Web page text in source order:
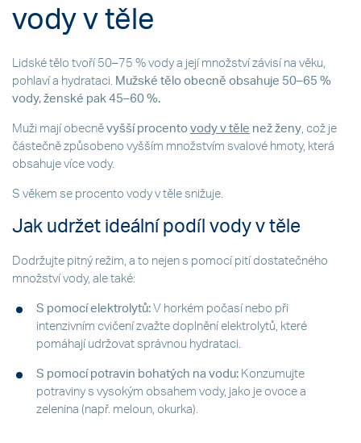
vody v těle
Lidské tělo tvoří 50–75 % vody a její množství závisí na věku,
pohlaví a hydrataci. Mužské tělo obecně obsahuje 50–65 %
vody, ženské pak 45–60 %.
Muži mají obecně vyšší procento vody v těle než ženy, což je
částečně způsobeno vyšším množstvím svalové hmoty, která
obsahuje více vody.
S věkem se procento vody v těle snižuje.
Jak udržet ideální podíl vody v těle
Dodržujte pitný režim, a to nejen s pomocí pití dostatečného
množství vody, ale také:
S pomocí elektrolytů: V horkém počasí nebo při
intenzivním cvičení zvažte doplnění elektrolytů, které
pomáhají udržovat správnou hydrataci.
S pomocí potravin bohatých na vodu: Konzumujte
potraviny s vysokým obsahem vody, jako je ovoce a
zelenina (např. meloun, okurka).